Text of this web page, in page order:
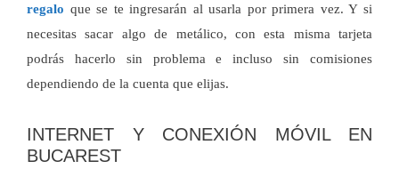
regalo que se te ingresarán al usarla por primera vez. Y si
necesitas sacar algo de metálico, con esta misma tarjeta
podrás hacerlo sin problema e incluso sin comisiones
dependiendo de la cuenta que elijas.
INTERNET Y CONEXIÓN MÓVIL EN
BUCAREST